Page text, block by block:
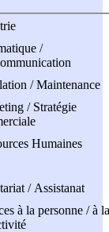
/
/ Maintenance
/ Stratégie
Humaines
/ Assistanat
à la personne / à la